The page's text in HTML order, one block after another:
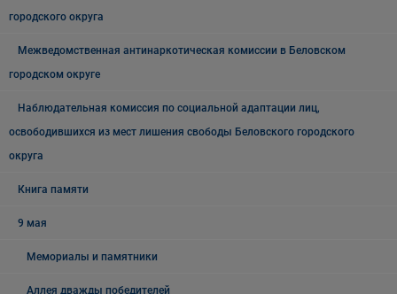
городского округа
Межведомственная антинаркотическая комиссии в Беловском
городском округе
Наблюдательная комиссия по социальной адаптации лиц,
освободившихся из мест лишения свободы Беловского городского
округа
Книга памяти
9 мая
Мемориалы и памятники
Аллея дважды победителей